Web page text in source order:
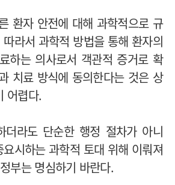
환자 안전에 대해 과학적으로 규
라서 과학적 방법을 통해 환자의
하는 의사로서 객관적 증거로 확
치료 방식에 동의한다는 것은 상
어렵다.
더라도 단순한 행정 절차가 아니
시하는 과학적 토대 위해 이뤄져
부는 명심하기 바란다.